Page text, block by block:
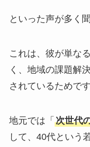
といった声が多く
これは、彼が単な
く、地域の課題解
されているためです
地元では「 次世代
して、40代という